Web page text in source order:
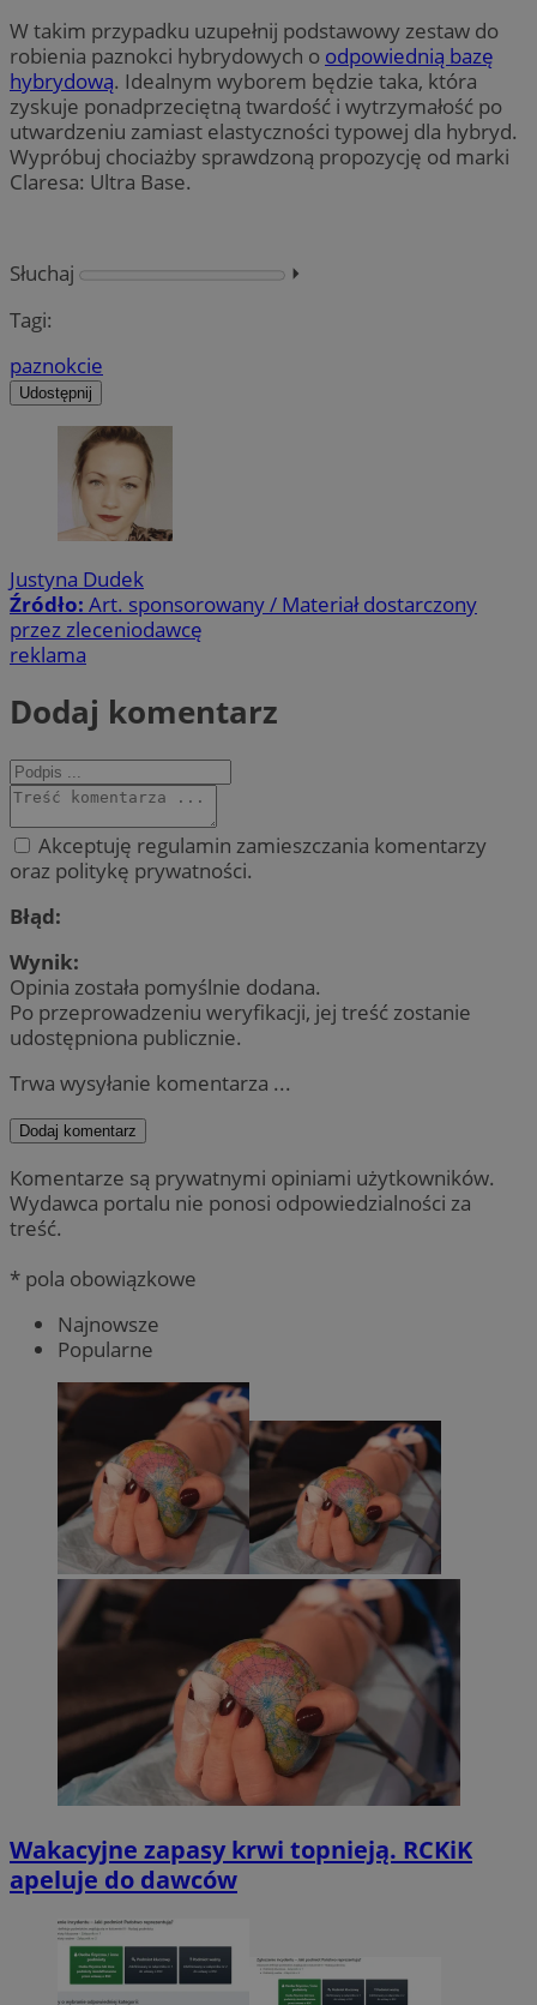
W takim przypadku uzupełnij podstawowy zestaw do
robienia paznokci hybrydowych o odpowiednią bazę
hybrydową. Idealnym wyborem będzie taka, która
zyskuje ponadprzeciętną twardość i wytrzymałość po
utwardzeniu zamiast elastyczności typowej dla hybryd.
Wypróbuj chociażby sprawdzoną propozycję od marki
Claresa: Ultra Base.
Słuchaj
⏵︎
Tagi:
paznokcie
Udostępnij
Justyna Dudek
Źródło: Art. sponsorowany / Materiał dostarczony
przez zleceniodawcę
reklama
Dodaj komentarz
Akceptuję regulamin zamieszczania komentarzy
oraz politykę prywatności.
Błąd:
Wynik:
Opinia została pomyślnie dodana.
Po przeprowadzeniu weryfikacji, jej treść zostanie
udostępniona publicznie.
Trwa wysyłanie komentarza ...
Dodaj komentarz
Komentarze są prywatnymi opiniami użytkowników.
Wydawca portalu nie ponosi odpowiedzialności za
treść.
* pola obowiązkowe
Najnowsze
Popularne
Wakacyjne zapasy krwi topnieją. RCKiK
apeluje do dawców